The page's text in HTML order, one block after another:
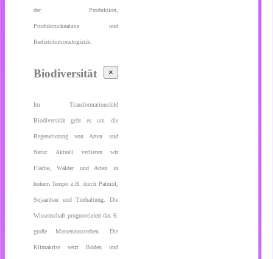
der Produktion,
Produktrücknahme und
Redistributionslogistik.
×
Biodiversität
Im Transformationsfeld
Biodiversität geht es um die
Regenerierung von Arten und
Natur. Aktuell verlieren wir
Fläche, Wälder und Arten in
hohem Tempo z.B. durch Palmöl,
Sojaanbau und Tierhaltung. Die
Wissenschaft prognostiziert das 6.
große Massenaussterben. Die
Klimakrise setzt Böden und